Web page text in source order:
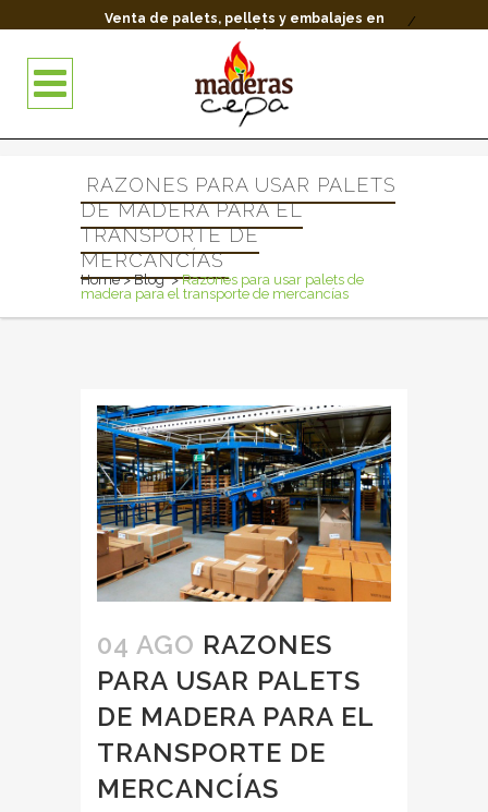
Venta de palets, pellets y embalajes en
/
RAZONES PARA USAR PALETS
DE MADERA PARA EL
TRANSPORTE DE
MERCANCÍAS
Home>Blog >Razones para usar palets de
madera para el transporte de mercancías
04 AGO RAZONES
PARA USAR PALETS
DE MADERA PARA EL
TRANSPORTE DE
MERCANCÍAS